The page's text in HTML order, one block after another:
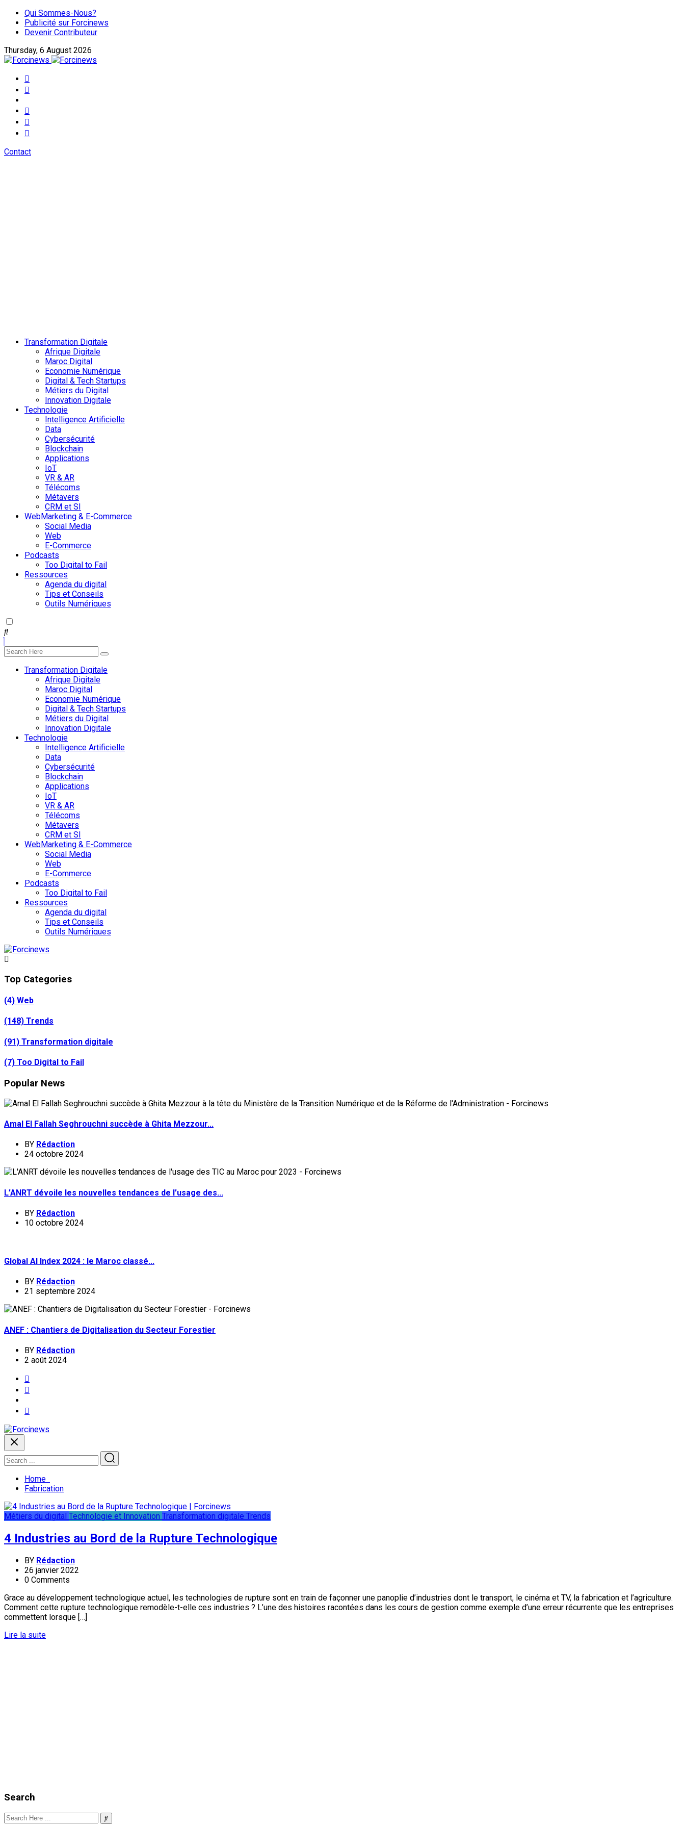
Qui Sommes-Nous?
Publicité sur Forcinews
Devenir Contributeur
Thursday, 6 August 2026
Contact
Transformation Digitale
Afrique Digitale
Maroc Digital
Economie Numérique
Digital & Tech Startups
Métiers du Digital
Innovation Digitale
Technologie
Intelligence Artificielle
Data
Cybersécurité
Blockchain
Applications
IoT
VR & AR
Télécoms
Métavers
CRM et SI
WebMarketing & E-Commerce
Social Media
Web
E-Commerce
Podcasts
Too Digital to Fail
Ressources
Agenda du digital
Tips et Conseils
Outils Numériques
Transformation Digitale
Afrique Digitale
Maroc Digital
Economie Numérique
Digital & Tech Startups
Métiers du Digital
Innovation Digitale
Technologie
Intelligence Artificielle
Data
Cybersécurité
Blockchain
Applications
IoT
VR & AR
Télécoms
Métavers
CRM et SI
WebMarketing & E-Commerce
Social Media
Web
E-Commerce
Podcasts
Too Digital to Fail
Ressources
Agenda du digital
Tips et Conseils
Outils Numériques
Top Categories
(4) Web
(148) Trends
(91) Transformation digitale
(7) Too Digital to Fail
Popular News
Amal El Fallah Seghrouchni succède à Ghita Mezzour...
BY Rédaction
24 octobre 2024
L’ANRT dévoile les nouvelles tendances de l’usage des...
BY Rédaction
10 octobre 2024
Global AI Index 2024 : le Maroc classé...
BY Rédaction
21 septembre 2024
ANEF : Chantiers de Digitalisation du Secteur Forestier
BY Rédaction
2 août 2024
Home
Fabrication
Métiers du digital Technologie et Innovation Transformation digitale Trends
4 Industries au Bord de la Rupture Technologique
BY Rédaction
26 janvier 2022
0 Comments
Grace au développement technologique actuel, les technologies de rupture sont en train de façonner une panoplie d’industries dont le transport, le cinéma et TV, la fabrication et l’agriculture.
Comment cette rupture technologique remodèle-t-elle ces industries ? L’une des histoires racontées dans les cours de gestion comme exemple d’une erreur récurrente que les entreprises
commettent lorsque […]
Lire la suite
Search